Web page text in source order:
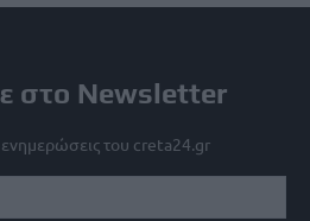
στο Newsletter
ενημερώσεις του creta24.gr